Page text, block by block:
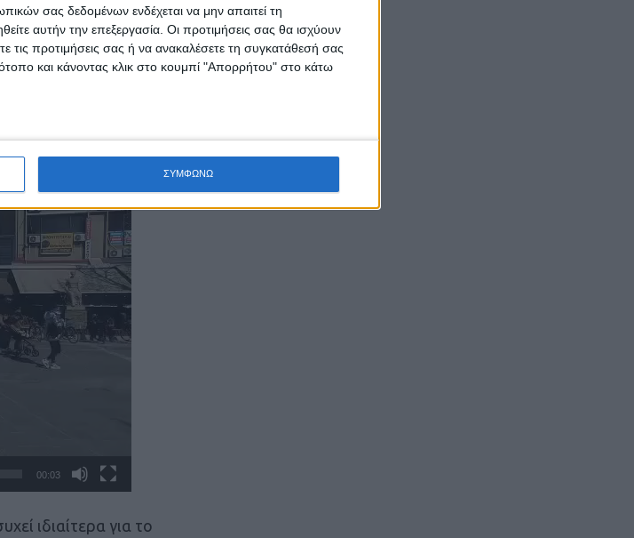
σας δεδομένων ενδέχεται να μην απαιτεί τη
αυτήν την επεξεργασία. Οι προτιμήσεις σας θα ισχύουν
τις προτιμήσεις σας ή να ανακαλέσετε τη συγκατάθεσή σας
και κάνοντας κλικ στο κουμπί "Απορρήτου" στο κάτω
ΣΥΜΦΩΝΩ
00:03
ιδιαίτερα για το